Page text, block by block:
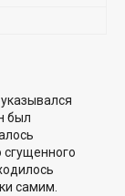
был
самим.